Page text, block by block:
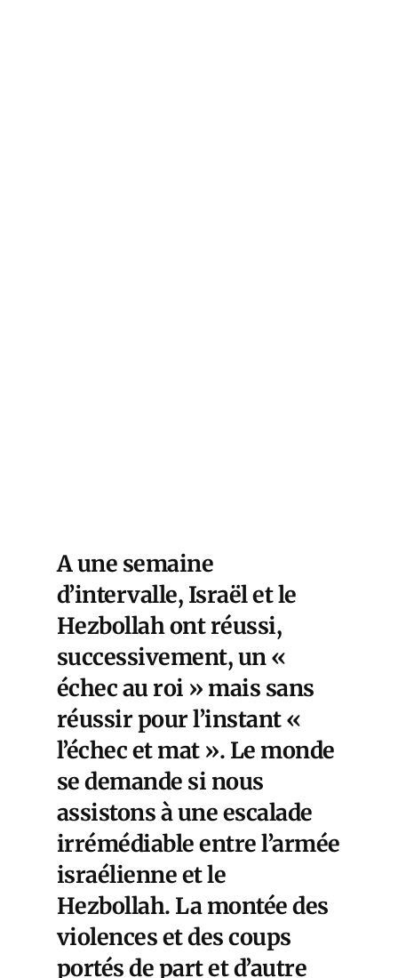
A une semaine
d’intervalle, Israël et le
Hezbollah ont réussi,
successivement, un «
échec au roi » mais sans
réussir pour l’instant «
l’échec et mat ». Le monde
se demande si nous
assistons à une escalade
irrémédiable entre l’armée
israélienne et le
Hezbollah. La montée des
violences et des coups
portés de part et d’autre